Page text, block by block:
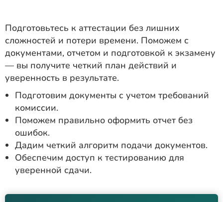
Подготовьтесь к аттестации без лишних
сложностей и потери времени. Поможем с
документами, отчетом и подготовкой к экзамену
— вы получите четкий план действий и
уверенность в результате.
Подготовим документы с учетом требований
комиссии.
Поможем правильно оформить отчет без
ошибок.
Дадим четкий алгоритм подачи документов.
Обеспечим доступ к тестированию для
уверенной сдачи.